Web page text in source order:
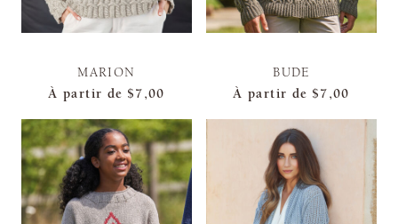
MARION
À partir de $7,00
BUDE
À partir de $7,00